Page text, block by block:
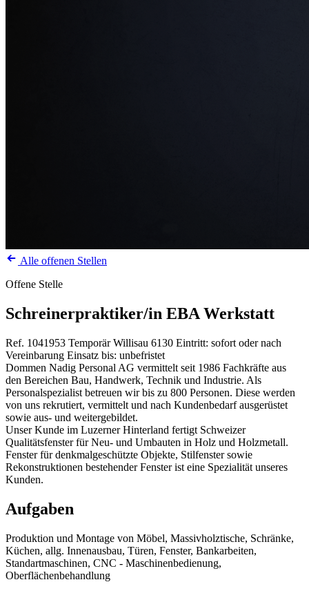
Alle offenen Stellen
Offene Stelle
Schreinerpraktiker/in EBA Werkstatt
Ref. 1041953 Temporär Willisau 6130 Eintritt: sofort oder nach
Vereinbarung Einsatz bis: unbefristet
Dommen Nadig Personal AG vermittelt seit 1986 Fachkräfte aus
den Bereichen Bau, Handwerk, Technik und Industrie. Als
Personalspezialist betreuen wir bis zu 800 Personen. Diese werden
von uns rekrutiert, vermittelt und nach Kundenbedarf ausgerüstet
sowie aus- und weitergebildet.
Unser Kunde im Luzerner Hinterland fertigt Schweizer
Qualitätsfenster für Neu- und Umbauten in Holz und Holzmetall.
Fenster für denkmalgeschützte Objekte, Stilfenster sowie
Rekonstruktionen bestehender Fenster ist eine Spezialität unseres
Kunden.
Aufgaben
Produktion und Montage von Möbel, Massivholztische, Schränke,
Küchen, allg. Innenausbau, Türen, Fenster, Bankarbeiten,
Standartmaschinen, CNC - Maschinenbedienung,
Oberflächenbehandlung